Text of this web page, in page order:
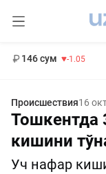
146 сум -1.05
Происшествия16
Тошкентда
кишини
Уч нафар